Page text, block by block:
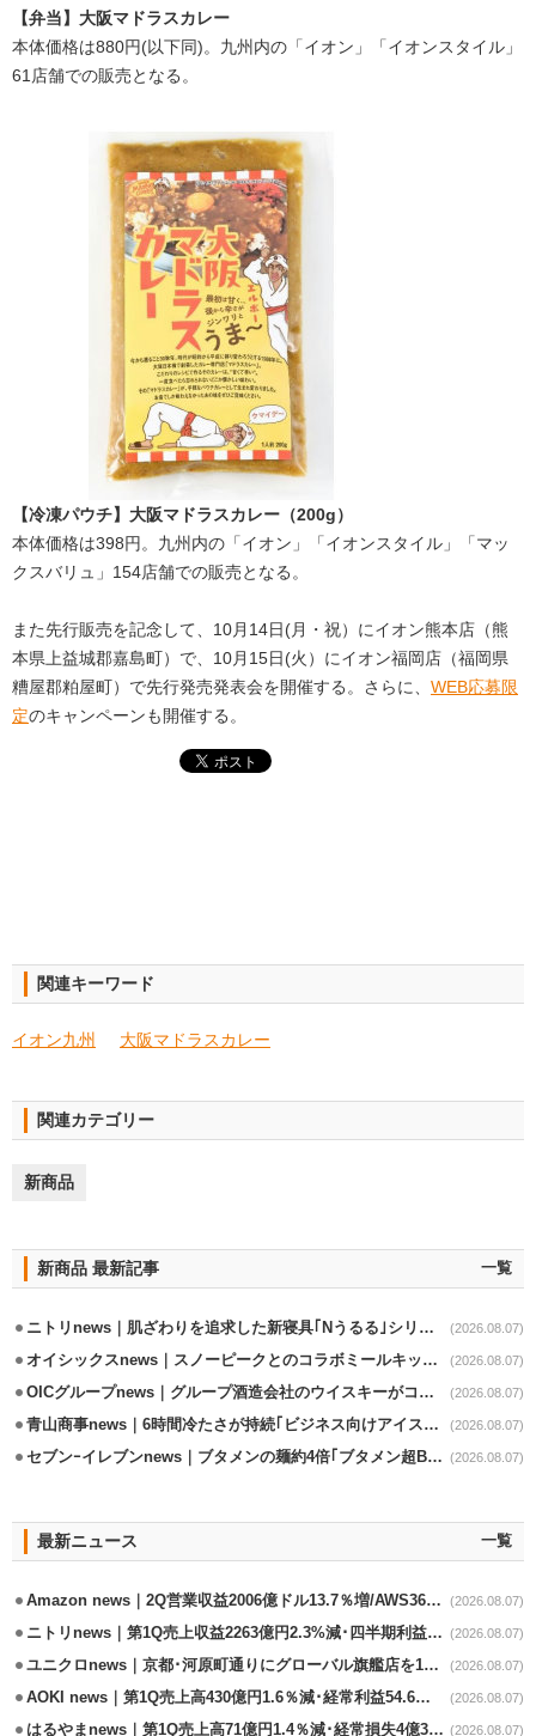
【弁当】大阪マドラスカレー
本体価格は880円(以下同)。九州内の「イオン」「イオンスタイル」
61店舗での販売となる。
【冷凍パウチ】大阪マドラスカレー（200g）
本体価格は398円。九州内の「イオン」「イオンスタイル」「マッ
クスバリュ」154店舗での販売となる。
また先行販売を記念して、10月14日(月・祝）にイオン熊本店（熊
本県上益城郡嘉島町）で、10月15日(火）にイオン福岡店（福岡県
糟屋郡粕屋町）で先行発売発表会を開催する。さらに、 WEB応募限
定のキャンペーンも開催する。
関連キーワード
イオン九州 大阪マドラスカレー
関連カテゴリー
新商品
新商品 最新記事 一覧
ニトリnews｜肌ざわりを追求した新寝具｢Nうるる｣シリーズを発売 (2026.08.07)
オイシックスnews｜スノーピークとのコラボミールキット8/13発売 (2026.08.07)
OICグループnews｜グループ酒造会社のウイスキーがコンペティション受賞 (2026.08.07)
青山商事news｜6時間冷たさが持続｢ビジネス向けアイスベスト｣発売 (2026.08.07)
セブンｰイレブンnews｜ブタメンの麺約4倍｢ブタメン超BIG｣8/11から限定発売 (2026.08.07)
最新ニュース 一覧
Amazon news｜2Q営業収益2006億ドル13.7％増/AWS36.8％％増が貢献 (2026.08.07)
ニトリnews｜第1Q売上収益2263億円2.3%減･四半期利益1.4％減 (2026.08.07)
ユニクロnews｜京都･河原町通りにグローバル旗艦店を11/6開設 (2026.08.07)
AOKI news｜第1Q売上高430億円1.6％減･経常利益54.6％減 (2026.08.07)
はるやまnews｜第1Q売上高71億円1.4％減･経常損失4億3800万円 (2026.08.07)